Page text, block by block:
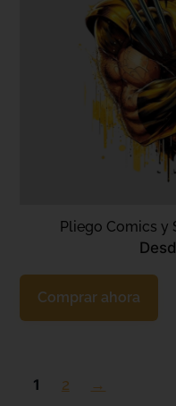
Pliego Comics y
Comprar ahora
1 2 →